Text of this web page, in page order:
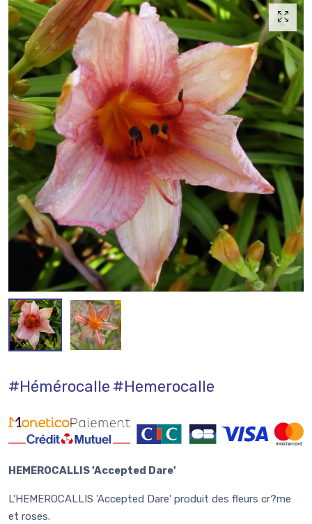
#Hémérocalle#Hemerocalle
HEMEROCALLIS 'Accepted Dare'
L'HEMEROCALLIS 'Accepted Dare' produit des fleurs cr?me
et roses.